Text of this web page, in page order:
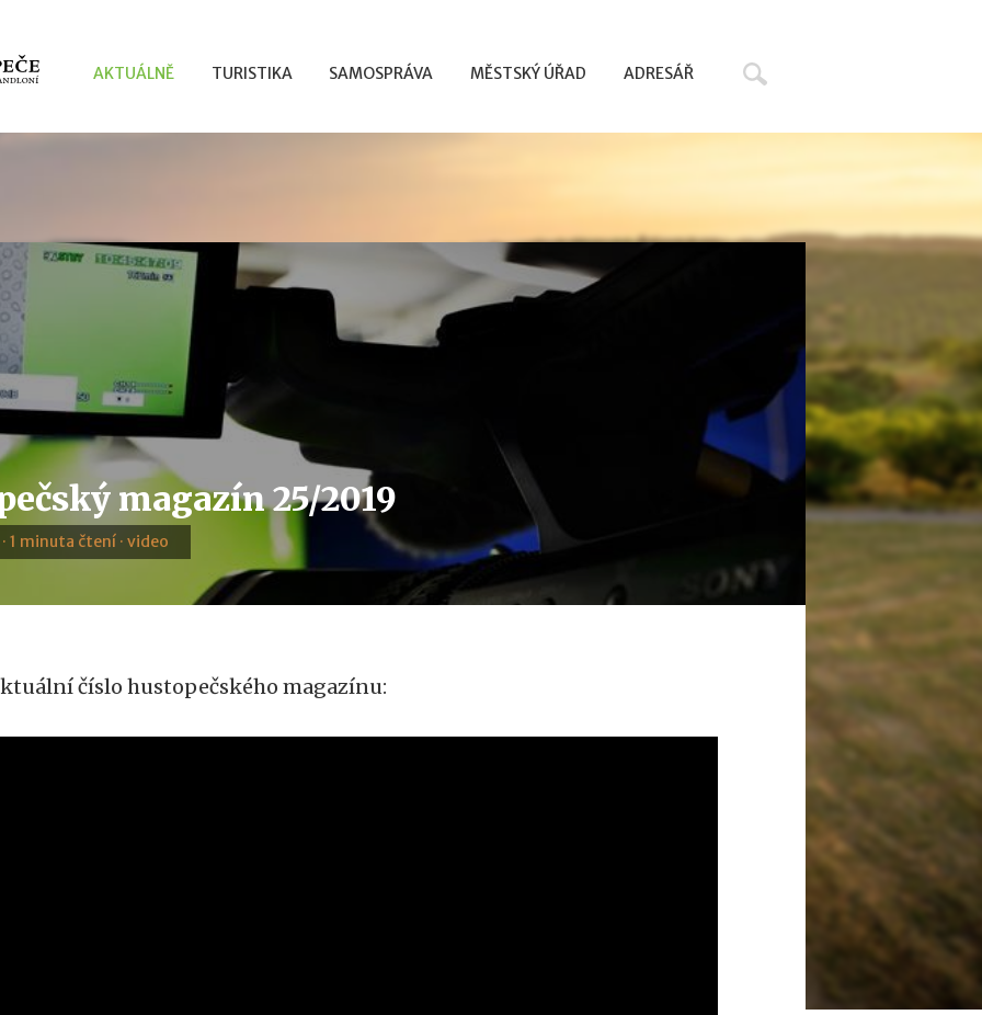
AKTUÁLNĚ TURISTIKA SAMOSPRÁVA MĚSTSKÝ ÚŘAD ADRESÁŘ
magazín 25/2019
1 minuta čtení · video
číslo hustopečského magazínu: